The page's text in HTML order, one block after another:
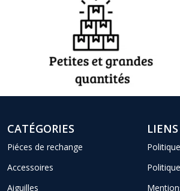
CATÉGORIES
Piéces de rechange
Accessoires
Aiguilles